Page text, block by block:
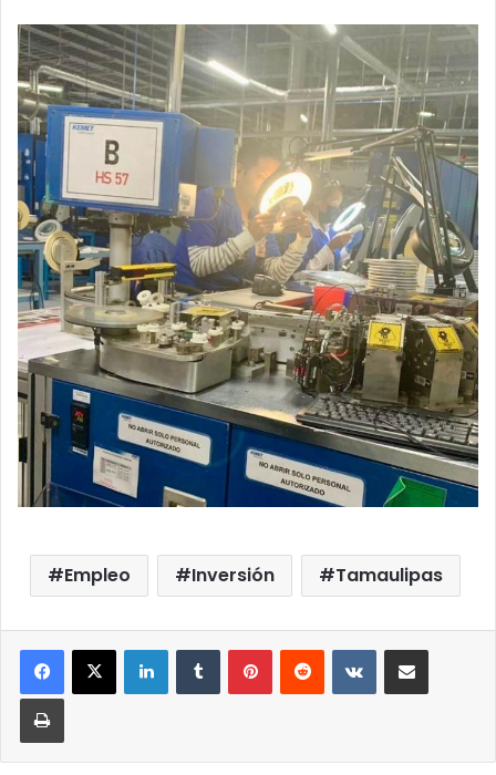
Empleo Inversión Tamaulipas
LinkedInTumblrPinterestReddit VKontakteCompartir por correo
Imprimir